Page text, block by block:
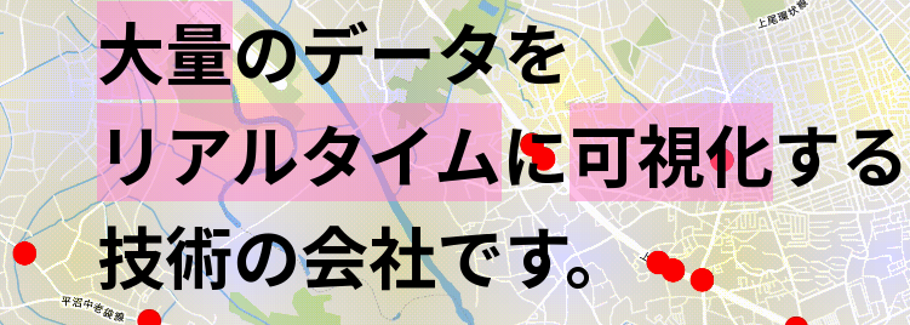
大量のデータを
リアルタイムに可視化する
技術の会社です。